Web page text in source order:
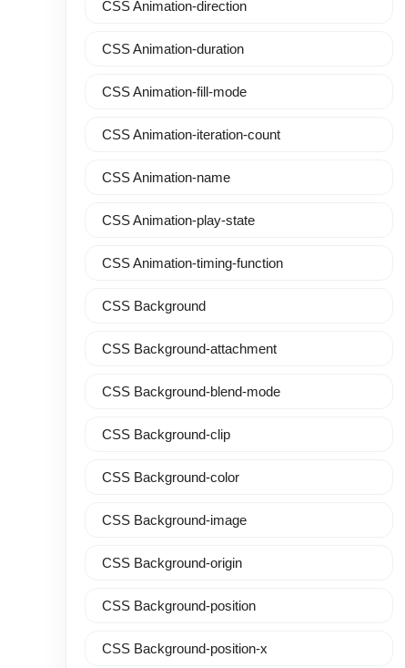
CSS Animation-direction
CSS Animation-duration
CSS Animation-fill-mode
CSS Animation-iteration-count
CSS Animation-name
CSS Animation-play-state
CSS Animation-timing-function
CSS Background
CSS Background-attachment
CSS Background-blend-mode
CSS Background-clip
CSS Background-color
CSS Background-image
CSS Background-origin
CSS Background-position
CSS Background-position-x